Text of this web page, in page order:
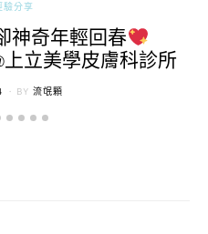
驗分享
神奇年輕回春
立美學皮膚科診所
BY 流氓顆